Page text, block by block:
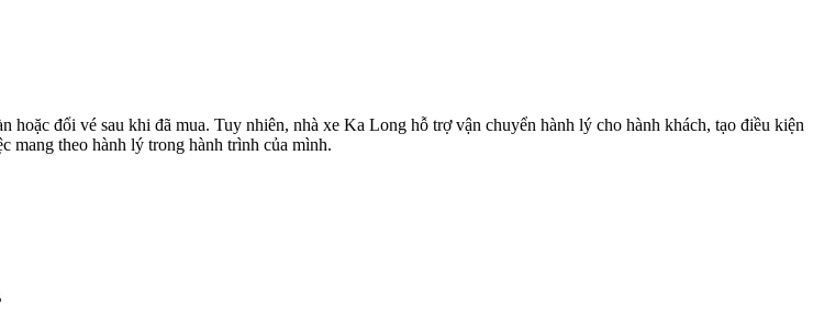
đổi vé sau khi đã mua. Tuy nhiên, nhà xe Ka Long hỗ trợ vận chuyển hành lý cho hành khách, tạo điều kiện
mang theo hành lý trong hành trình của mình.